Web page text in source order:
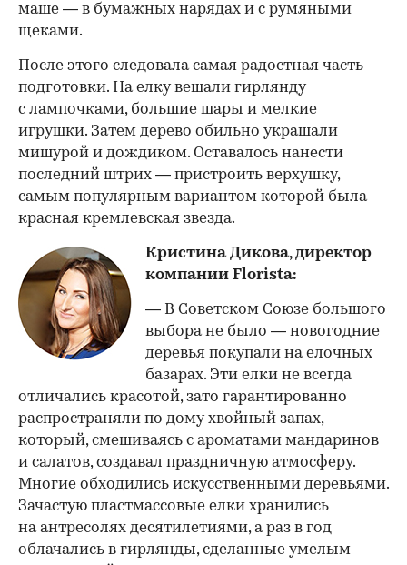
маше — в бумажных нарядах и с румяными
щеками.
После этого следовала самая радостная часть
подготовки. На елку вешали гирлянду
с лампочками, большие шары и мелкие
игрушки. Затем дерево обильно украшали
мишурой и дождиком. Оставалось нанести
последний штрих — пристроить верхушку,
самым популярным вариантом которой была
красная кремлевская звезда.
Кристина Дикова, директор
компании Florista:
— В Советском Союзе большого
выбора не было — новогодние
деревья покупали на елочных
базарах. Эти елки не всегда
отличались красотой, зато гарантированно
распространяли по дому хвойный запах,
который, смешиваясь с ароматами мандаринов
и салатов, создавал праздничную атмосферу.
Многие обходились искусственными деревьями.
Зачастую пластмассовые елки хранились
на антресолях десятилетиями, а раз в год
облачались в гирлянды, сделанные умелым